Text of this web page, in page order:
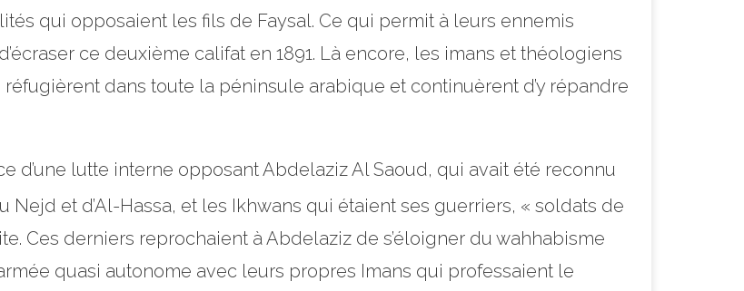
qui opposaient les fils de Faysal. Ce qui permit à leurs ennemis
ce deuxième califat en 1891. Là encore, les imans et théologiens
dans toute la péninsule arabique et continuèrent d’y répandre
d’une lutte interne opposant Abdelaziz Al Saoud, qui avait été reconnu
Nejd et d’Al-Hassa, et les Ikhwans qui étaient ses guerriers, « soldats de
Ces derniers reprochaient à Abdelaziz de s’éloigner du wahhabisme
quasi autonome avec leurs propres Imans qui professaient le